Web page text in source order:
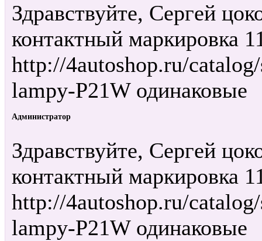
Здравствуйте, Сергей
контактный маркировка
http://4autoshop.ru/
lampy-P21W одинаковые
Администратор
Здравствуйте, Сергей
контактный маркировка
http://4autoshop.ru/
lampy-P21W одинаковые